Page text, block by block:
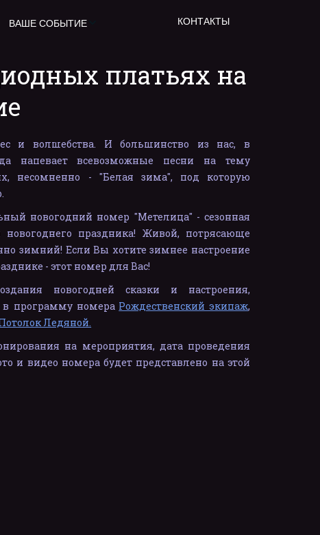
ВАШЕ СОБЫТИЕ КОНТАКТЫ
платьях на
и волшебства. И большинство из нас, в
напевает всевозможные песни на тему
несомненно - "Белая зима", под которую
новогодний номер "Метелица" - сезонная
праздника! Живой, потрясающе
зимний! Если Вы хотите зимнее настроение
- этот номер для Вас!
новогодней сказки и настроения,
программу номера Рождественский экипаж,
Ледяной.
на мероприятия, дата проведения
и видео номера будет представлено на этой